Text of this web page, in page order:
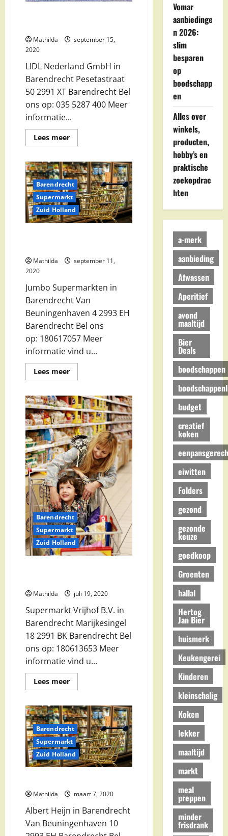
Mathilda
september 15,
2020
LIDL Nederland GmbH in
Barendrecht Pesetastraat
50 2991 XT Barendrecht Bel
ons op: 035 5287 400 Meer
informatie...
Lees meerLees
meer
Nederland
GmbH
in
Barendrecht
Barendrecht
Supermarkt
Zuid Holland
Mathilda
september 11,
2020
Jumbo Supermarkten in
Barendrecht Van
Beuningenhaven 4 2993 EH
Barendrecht Bel ons
op: 180617057 Meer
informatie vind u...
Lees meerLees
meer
Supermarkten
in
Barendrecht
Barendrecht
Supermarkt
Zuid Holland
Mathilda juli 19, 2020
Supermarkt Vrijhof B.V. in
Barendrecht Marijkesingel
18 2991 BK Barendrecht Bel
ons op: 180613653 Meer
informatie vind u...
Lees meerLees
meer
Vrijhof
B.V.
in
Barendrecht
Barendrecht
Supermarkt
Zuid Holland
Mathilda maart 7, 2020
Albert Heijn in Barendrecht
Van Beuningenhaven 10
Vomar
aanbiedinge
n 2026:
slim
besparen
op
boodschapp
en
Alles over
winkels,
producten,
hobby’s en
praktische
zoekopdrac
hten
a-merk
aanbieding
Afwassen
Aperitief
avond
maaltijd
Bier
Deals
boodschappen
budget
creatief
koken
eiwitten
Folders
gezond
gezonde
keuze
goedkoop
Groenten
hallal
Hertog
Jan Bier
huismerk
Keukengerei
Kinderen
kleinschalig
Koken
lekker
maaltijd
markt
meal
preppen
minder
frisdrank